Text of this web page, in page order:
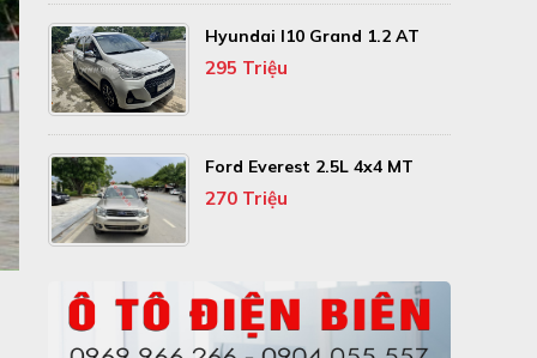
Hyundai I10 Grand 1.2 AT
295 Triệu
Ford Everest 2.5L 4x4 MT
270 Triệu